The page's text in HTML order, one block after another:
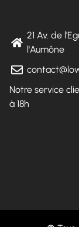
21 Av. de
l'Aumône
Notre service
à 18h